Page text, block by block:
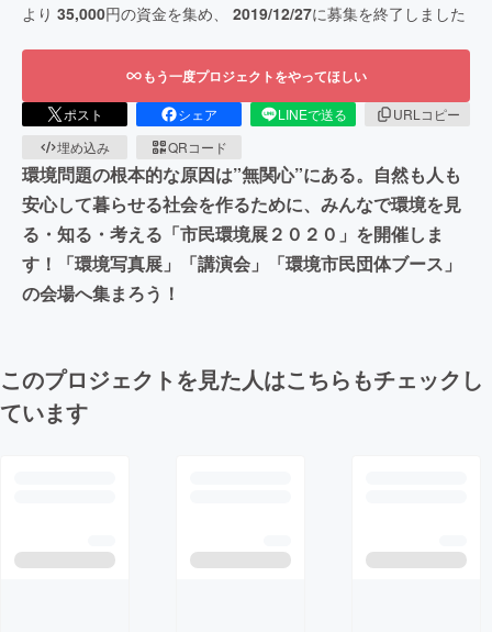
より 35,000円の資金を集め、 2019/12/27に募集を終了しました
もう一度プロジェクトをやってほしい
ポスト シェア LINEで送る
URLコピー
埋め込み
QRコード
環境問題の根本的な原因は”無関心”にある。自然も人も
安心して暮らせる社会を作るために、みんなで環境を見
る・知る・考える「市民環境展２０２０」を開催しま
す！「環境写真展」「講演会」「環境市民団体ブース」
の会場へ集まろう！
このプロジェクトを見た人はこちらもチェックし
ています